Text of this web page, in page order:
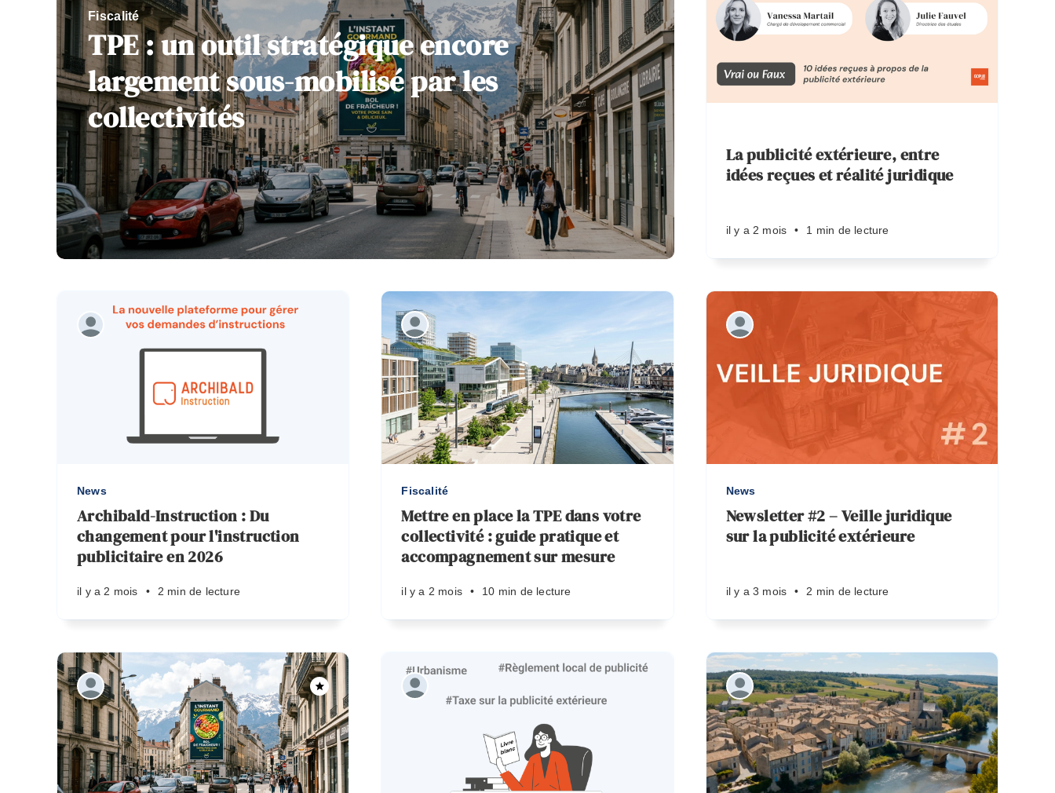
Fiscalité
TPE : un outil stratégique encore
largement sous-mobilisé par les
collectivités
il y a 3 mois • 3 min de lecture
La publicité extérieure, entre
idées reçues et réalité juridique
il y a 2 mois • 1 min de lecture
News
Archibald-Instruction : Du
changement pour l'instruction
publicitaire en 2026
il y a 2 mois • 2 min de lecture
Fiscalité
Mettre en place la TPE dans votre
collectivité : guide pratique et
accompagnement sur mesure
il y a 2 mois • 10 min de lecture
News
Newsletter #2 – Veille juridique
sur la publicité extérieure
il y a 3 mois • 2 min de lecture